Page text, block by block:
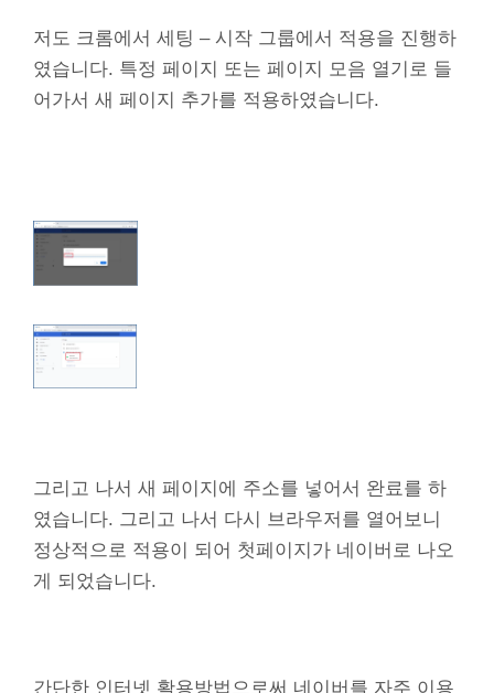
저도 크롬에서 세팅 – 시작 그룹에서 적용을 진행하
였습니다. 특정 페이지 또는 페이지 모음 열기로 들
어가서 새 페이지 추가를 적용하였습니다.
그리고 나서 새 페이지에 주소를 넣어서 완료를 하
였습니다. 그리고 나서 다시 브라우저를 열어보니
정상적으로 적용이 되어 첫페이지가 네이버로 나오
게 되었습니다.
간단한 인터넷 활용방법으로써 네이버를 자주 이용